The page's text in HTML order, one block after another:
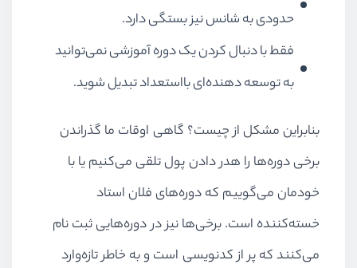
حدودی به شانس نیز بستگی دارد.
فقط با دنبال کردن یک دوره آموزشی نمی‌توانید
به توسعه دهنده‌ای بااستعداد تبدیل شوید.
بنابراین مشکل از چیست؟ گاهی اوقات ما گذراندن
برخی دوره‌ها را هدر دادن پول تلقی می‌کنیم یا با
خودمان می‌گوییم که دوره‌های فلان استاد
خسته‌کننده است. برخی‌ها نیز در دوره‌هایی ثبت نام
می‌کنند که پر از کدنویسی است و به خاطر تازه‌وارد